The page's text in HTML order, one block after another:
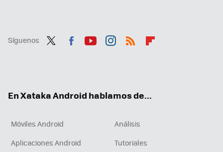
Síguenos
En Xataka Android hablamos de...
Móviles Android
Análisis
Aplicaciones Android
Tutoriales